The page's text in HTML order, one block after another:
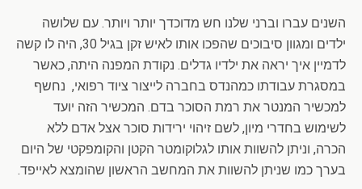
השנים עברו וברני שלנו חש מדוכדך יותר ויותר. עם שלושה
ילדים ומגוון סיבוכים שהפכו אותו לאיש זקן בגיל 30, היה לו קשה
לדמיין איך יראה את ילדיו גדלים. נקודת המפנה היתה, כאשר
במסגרת עבודתו כמהנדס בחברה לייצור ציוד רפואי, נחשף
למכשיר המנטר את רמת הסוכר בדם. המכשיר הזה יועד
לשימוש בחדרי מיון, לשם זיהוי ירידות סוכר אצל אדם ללא
הכרה, וניתן להשוות אותו לגלוקומטר הקטן והקומפקטי של היום
בערך כמו שניתן להשוות את המחשב הראשון שהומצא לאייפד.